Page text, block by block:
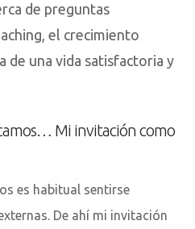
de preguntas
el crecimiento
de una vida satisfactoria y
Mi invitación como
es habitual sentirse
De ahí mi invitación